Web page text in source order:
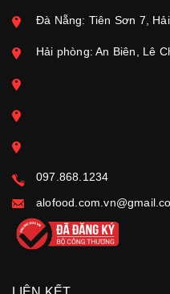
Đà Nẵng: Tiên Sơn 7,
Hải phòng: An Biên, Lê
097.868.1234